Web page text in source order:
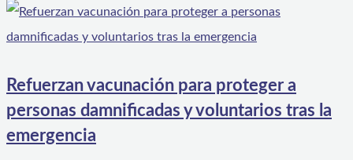
Refuerzan vacunación para proteger a
personas damnificadas y voluntarios tras la
emergencia